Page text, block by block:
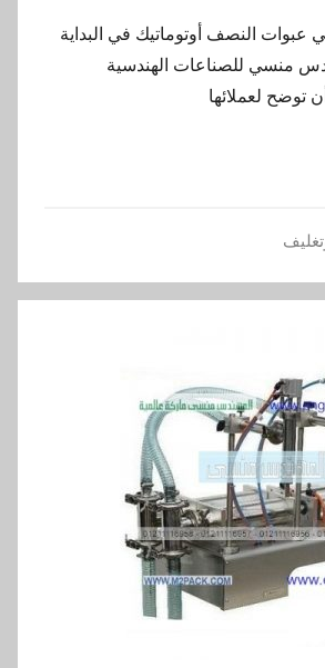
عبوات النصف أوتوماتيك في البداية
منسي للصناعات الهندسية
توضح لعملائها